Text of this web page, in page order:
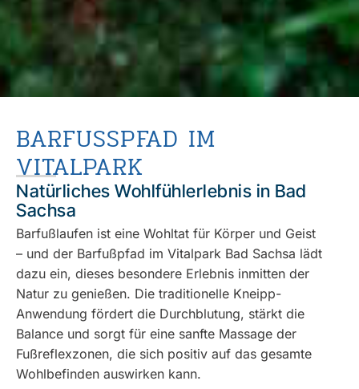
BARFUSSPFAD IM V
ITALPARK
Natürliches Wohlfühlerlebnis in Bad
Sachsa
Barfußlaufen ist eine Wohltat für Körper und Geist
– und der Barfußpfad im Vitalpark Bad Sachsa lädt
dazu ein, dieses besondere Erlebnis inmitten der
Natur zu genießen. Die traditionelle Kneipp-
Anwendung fördert die Durchblutung, stärkt die
Balance und sorgt für eine sanfte Massage der
Fußreflexzonen, die sich positiv auf das gesamte
Wohlbefinden auswirken kann.